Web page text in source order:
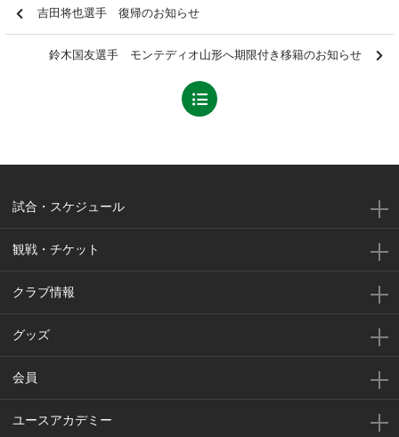
吉田将也選手 復帰のお知らせ
鈴木国友選手 モンテディオ山形へ期限付き移籍のお知らせ
試合・スケジュール
観戦・チケット
クラブ情報
グッズ
会員
ユースアカデミー